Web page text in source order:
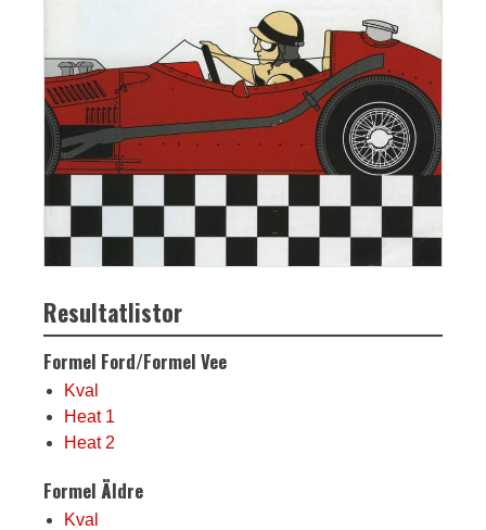
Resultatlistor
Formel Ford/Formel Vee
Kval
Heat 1
Heat 2
Formel Äldre
Kval